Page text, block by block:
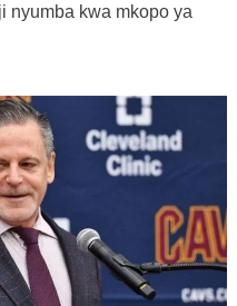
nyumba kwa mkopo ya